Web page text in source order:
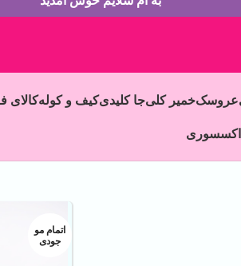
عروسکخمیر کلیجا کلیدیکیف و کولهکالای
اکسسوری
اتمام مو
جودی